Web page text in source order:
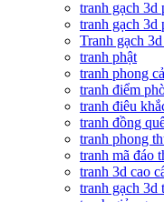
tranh gạch 3d
tranh gạch 3d
Tranh gạch
tranh phật
tranh phong
tranh điểm
tranh điêu
tranh đồng
tranh phong
tranh mã đáo
tranh 3d cao
tranh gạch 3d